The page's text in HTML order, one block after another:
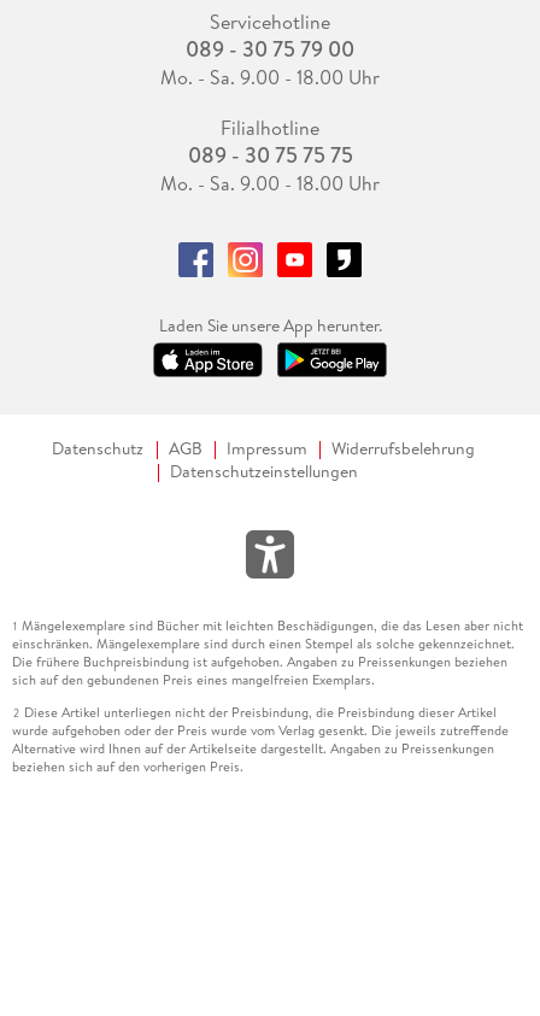
Servicehotline
089 - 30 75 79 00
Mo. - Sa. 9.00 - 18.00 Uhr
Filialhotline
089 - 30 75 75 75
Mo. - Sa. 9.00 - 18.00 Uhr
Laden Sie unsere App herunter.
Datenschutz AGB Impressum
Widerrufsbelehrung
Datenschutzeinstellungen
1 Mängelexemplare sind Bücher mit leichten Beschädigungen, die das Lesen aber nicht
einschränken. Mängelexemplare sind durch einen Stempel als solche gekennzeichnet.
Die frühere Buchpreisbindung ist aufgehoben. Angaben zu Preissenkungen beziehen
sich auf den gebundenen Preis eines mangelfreien Exemplars.
2 Diese Artikel unterliegen nicht der Preisbindung, die Preisbindung dieser Artikel
wurde aufgehoben oder der Preis wurde vom Verlag gesenkt. Die jeweils zutreffende
Alternative wird Ihnen auf der Artikelseite dargestellt. Angaben zu Preissenkungen
beziehen sich auf den vorherigen Preis.